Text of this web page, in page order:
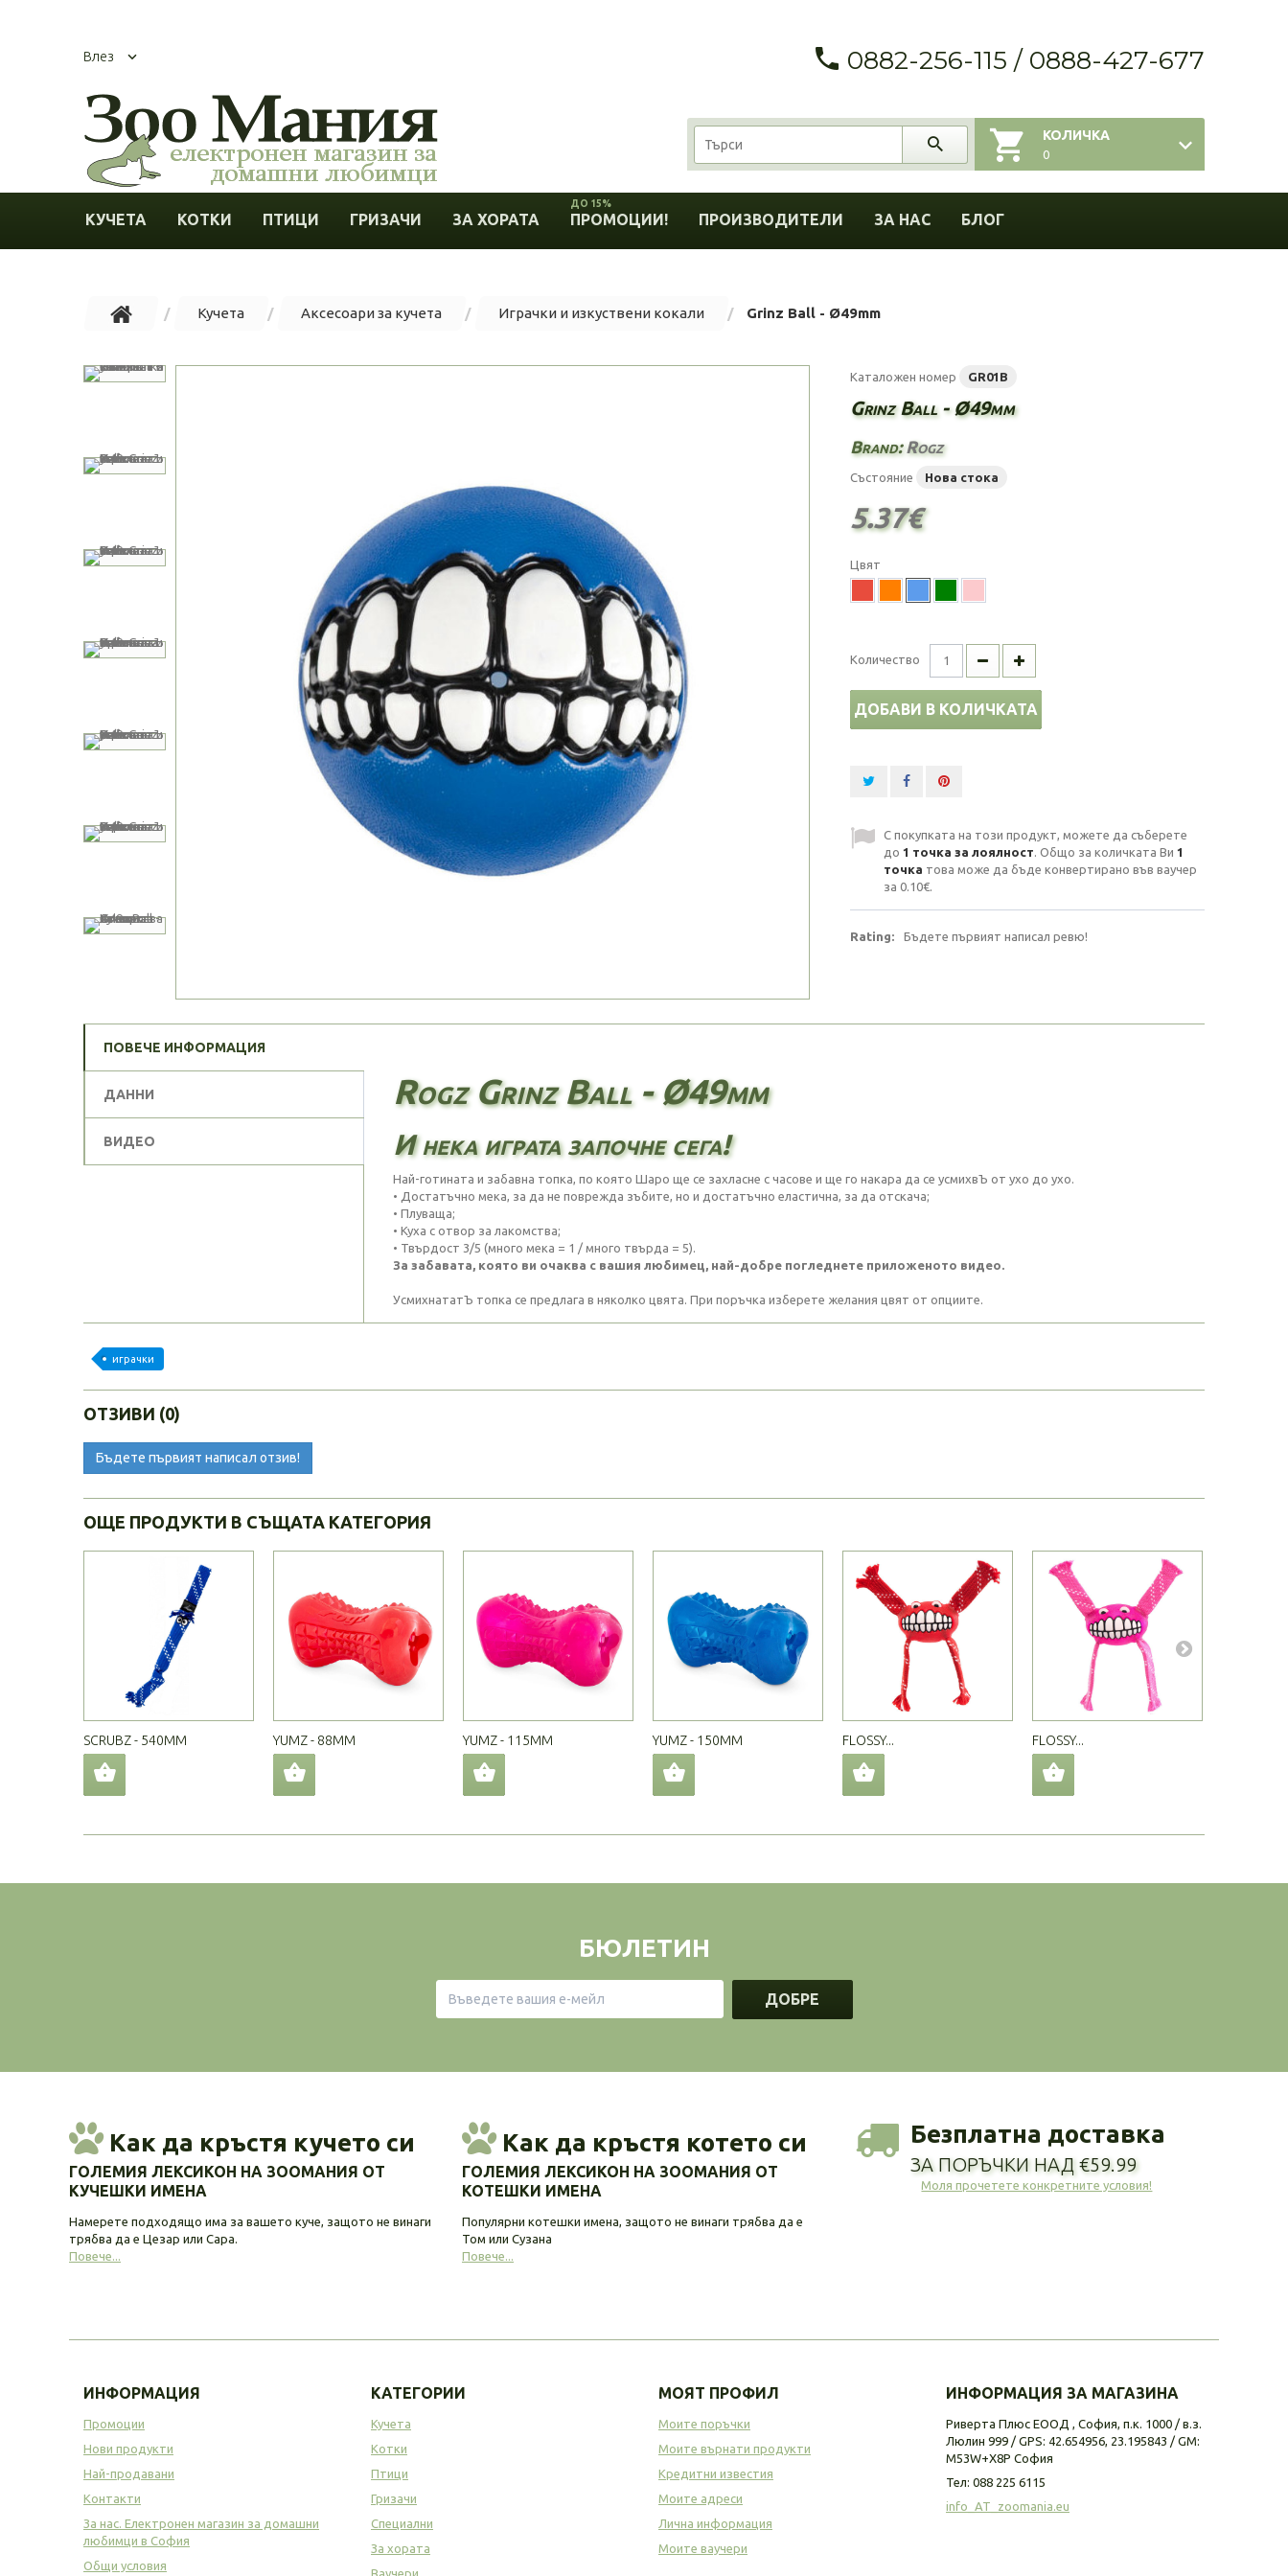
Влез 0882-256-115 / 0888-427-677
КОЛИЧКА
0
КУЧЕТА КОТКИ ПТИЦИ ГРИЗАЧИ ЗА ХОРАТА ПРОМОЦИИ!
ДО 15%
ПРОИЗВОДИТЕЛИ ЗА НАС БЛОГ
Кучета Аксесоари за кучета Играчки и изкуствени кокали Grinz Ball - Ø49mm
Каталожен номер GR01B
Grinz Ball - Ø49mm
Brand:Rogz
Състояние Нова стока
5.37€
Цвят
Количество
ДОБАВИ В КОЛИЧКАТА
С покупката на този продукт, можете да съберете
до 1 точка за лоялност. Общо за количката Ви 1
точка това може да бъде конвертирано във ваучер
за 0.10€.
Rating: Бъдете първият написал ревю!
ПОВЕЧЕ ИНФОРМАЦИЯ
ДАННИ
ВИДЕО
Rogz Grinz Ball - Ø49mm
И нека играта започне сега!
Най-готината и забавна топка, по която Шаро ще се захласне с часове и ще го накара да се усмихвЪ от ухо до ухо.
• Достатъчно мека, за да не поврежда зъбите, но и достатъчно еластична, за да отскача;
• Плуваща;
• Куха с отвор за лакомства;
• Твърдост 3/5 (много мека = 1 / много твърда = 5).
За забавата, която ви очаква с вашия любимец, най-добре погледнете приложеното видео.
УсмихнататЪ топка се предлага в няколко цвята. При поръчка изберете желания цвят от опциите.
играчки
ОТЗИВИ (0)
Бъдете първият написал отзив!
ОЩЕ ПРОДУКТИ В СЪЩАТА КАТЕГОРИЯ
SCRUBZ - 540MM YUMZ - 88MM YUMZ - 115MM YUMZ - 150MM FLOSSY... FLOSSY...
БЮЛЕТИН
ДОБРЕ
Как да кръстя кучето си
ГОЛЕМИЯ ЛЕКСИКОН НА ЗООМАНИЯ ОТ
КУЧЕШКИ ИМЕНА
Намерете подходящо има за вашето куче, защото не винаги
трябва да е Цезар или Сара.
Повече...
Как да кръстя котето си
ГОЛЕМИЯ ЛЕКСИКОН НА ЗООМАНИЯ ОТ
КОТЕШКИ ИМЕНА
Популярни котешки имена, защото не винаги трябва да е
Том или Сузана
Повече...
Безплатна доставка
ЗА ПОРЪЧКИ НАД €59.99
Моля прочетете конкретните условия!
ИНФОРМАЦИЯ
Промоции
Нови продукти
Най-продавани
Контакти
За нас. Електронен магазин за домашни
любимци в София
Общи условия
КАТЕГОРИИ
Кучета
Котки
Птици
Гризачи
Специални
За хората
Ваучери
МОЯТ ПРОФИЛ
Моите поръчки
Моите върнати продукти
Кредитни известия
Моите адреси
Лична информация
Моите ваучери
ИНФОРМАЦИЯ ЗА МАГАЗИНА
Риверта Плюс ЕООД , София, п.к. 1000 / в.з.
Люлин 999 / GPS: 42.654956, 23.195843 / GM:
M53W+X8P София
Тел: 088 225 6115
info_AT_zoomania.eu